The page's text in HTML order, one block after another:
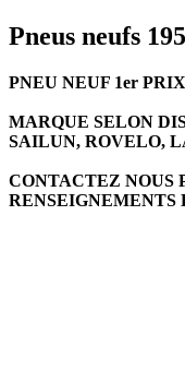
Pneus neufs
PNEU NEUF 1er PRIX
MARQUE SELON
SAILUN, ROVELO,
CONTACTEZ NOUS
RENSEIGNEMENTS